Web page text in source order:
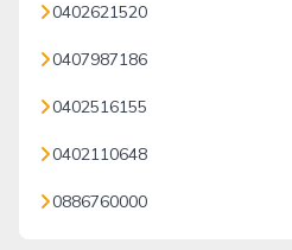
0402621520
0407987186
0402516155
0402110648
0886760000